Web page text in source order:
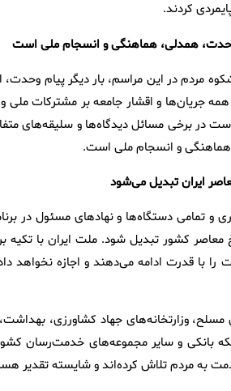
کردند.
همدلی، هماهنگی و انسجام ملی است
مردم در این مراسم، بار دیگر پیام
جریان‌ها و اقشار جامعه بر مشترکات ملی و
برخی مسائل دیدگاه‌ها و سلیقه‌های
و انسجام ملی است.
ایران تبدیل می‌شود
تمامی دستگاه‌ها و نهادهای مسئول در
معاصر کشور تبدیل شود. ملت ایران با
با قدرت ادامه می‌دهند و اجازه نخواهد
وزارتخانه‌های جهاد کشاورزی، بهداشت،
بانکی و سایر مجموعه‌های خدمت‌رسان
به مردم تلاش کرده‌اند و شایسته تقدیر